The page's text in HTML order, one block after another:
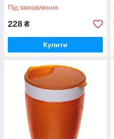
Під замовлення
228 ₴
Купити